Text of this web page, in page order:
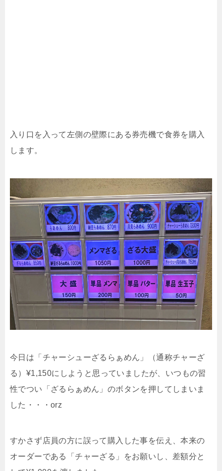
入り口を入って左側の壁際にある券売機で食券を購入
します。
今日は「チャーシューざるらぁめん」（通称チャーざ
る）¥1,150にしようと思っていましたが、いつもの習
性でつい「ざるらぁめん」のボタンを押してしまいま
した・・・orz
すかさず店員の方に誤って購入した事を伝え、本来の
オーダーである「チャーざる」をお願いし、差額分と